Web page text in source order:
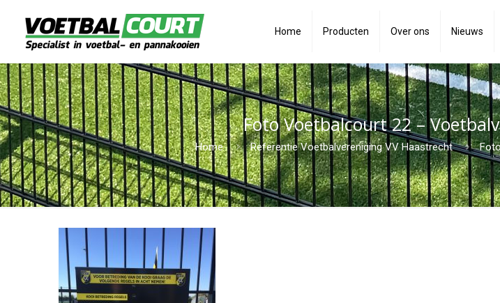
Home Producten Over ons Nieuws
Foto Voetbalcourt 22 –
Home Referentie Voetbalvereniging VV Haastrecht